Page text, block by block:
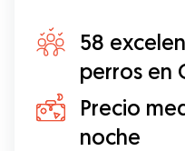
58
perros en
Precio
noche